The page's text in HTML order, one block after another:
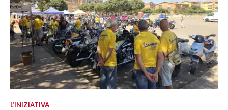
L’INIZIATIVA